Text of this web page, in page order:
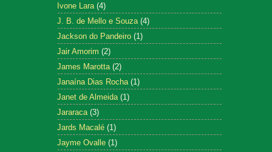
Ivone Lara (4)
J. B. de Mello e Souza (4)
Jackson do Pandeiro (1)
Jair Amorim (2)
James Marotta (2)
Janaína Dias Rocha (1)
Janet de Almeida (1)
Jararaca (3)
Jards Macalé (1)
Jayme Ovalle (1)